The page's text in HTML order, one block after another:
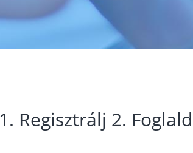
1. Regisztrálj 2.